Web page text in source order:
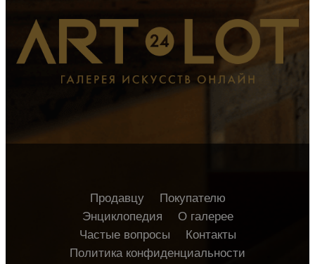
Продавцу
Покупателю
Энциклопедия
О галерее
Частые вопросы
Контакты
Политика конфиденциальности